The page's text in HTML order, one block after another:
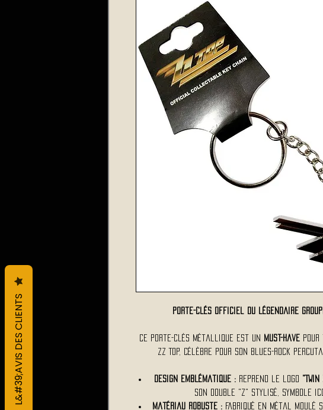
Porte-clés officiel du légendaire
Ce porte-clés métallique est un must-have pour
ZZ Top, célèbre pour son blues-rock
Design emblématique : Reprend le logo "Twin
son double "Z" stylisé, symbole
Matériau robuste :Fabriqué en métal moulé
L&#39;AVIS DES CLIENTS